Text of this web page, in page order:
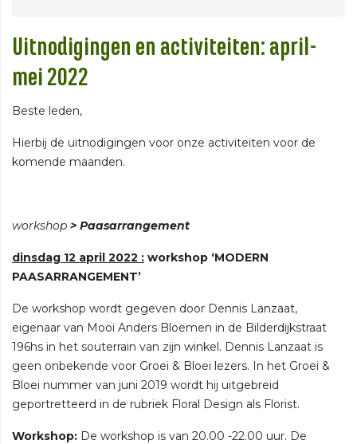
Uitnodigingen en activiteiten: april-
mei 2022
Beste leden,
Hierbij de uitnodigingen voor onze activiteiten voor de
komende maanden.
workshop > Paasarrangement
dinsdag 12 april 2022 : workshop ‘MODERN
PAASARRANGEMENT’
De workshop wordt gegeven door Dennis Lanzaat,
eigenaar van Mooi Anders Bloemen in de Bilderdijkstraat
196hs in het souterrain van zijn winkel. Dennis Lanzaat is
geen onbekende voor Groei & Bloei lezers. In het Groei &
Bloei nummer van juni 2019 wordt hij uitgebreid
geportretteerd in de rubriek Floral Design als Florist.
Workshop: De workshop is van 20.00 -22.00 uur. De